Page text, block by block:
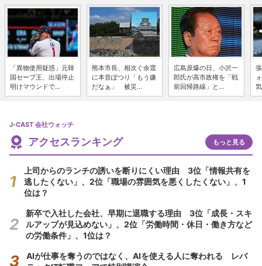
「異物使用疑惑」元韓
国セーブ王、出場停止
明けマウンドで...
熊本市長、相次ぐ余震
に本音ぽつり「もう嫌
だなぁ」 被災...
広島原爆の日、小沢一
郎氏が高市政権を「戦
前回帰路線」と...
J-CAST 会社ウォッチ
アクセスランキング もっと見る
上司からのランチの誘いを断りにくい理由 3位「情報共有を
逃したくない」、2位「職場の雰囲気を悪くしたくない」、1
位は？
新卒で入社した会社、早期に退職する理由 3位「成長・スキ
ルアップが見込めない」、2位「労働時間・休日・働き方など
の労働条件」、1位は？
AIが仕事を奪うのではなく、AIを使える人に奪われる レバ